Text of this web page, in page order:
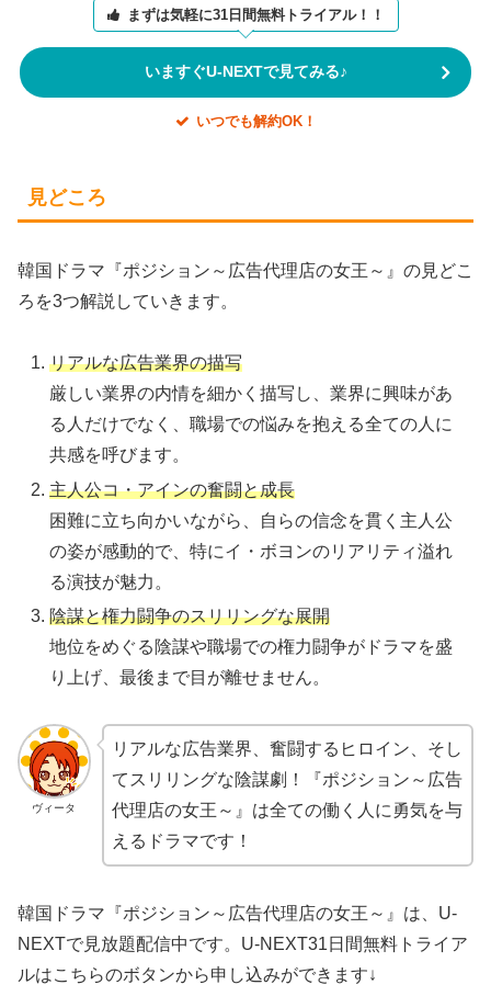
まずは気軽に31日間無料トライアル！！
いますぐU-NEXTで見てみる♪
いつでも解約OK！
見どころ
韓国ドラマ『ポジション～広告代理店の女王～』の見どこ
ろを3つ解説していきます。
リアルな広告業界の描写
厳しい業界の内情を細かく描写し、業界に興味があ
る人だけでなく、職場での悩みを抱える全ての人に
共感を呼びます。
主人公コ・アインの奮闘と成長
困難に立ち向かいながら、自らの信念を貫く主人公
の姿が感動的で、特にイ・ボヨンのリアリティ溢れ
る演技が魅力。
陰謀と権力闘争のスリリングな展開
地位をめぐる陰謀や職場での権力闘争がドラマを盛
り上げ、最後まで目が離せません。
ヴィータ
リアルな広告業界、奮闘するヒロイン、そし
てスリリングな陰謀劇！『ポジション～広告
代理店の女王～』は全ての働く人に勇気を与
えるドラマです！
韓国ドラマ『ポジション～広告代理店の女王～』は、U-
NEXTで見放題配信中です。U-NEXT31日間無料トライア
ルはこちらのボタンから申し込みができます↓